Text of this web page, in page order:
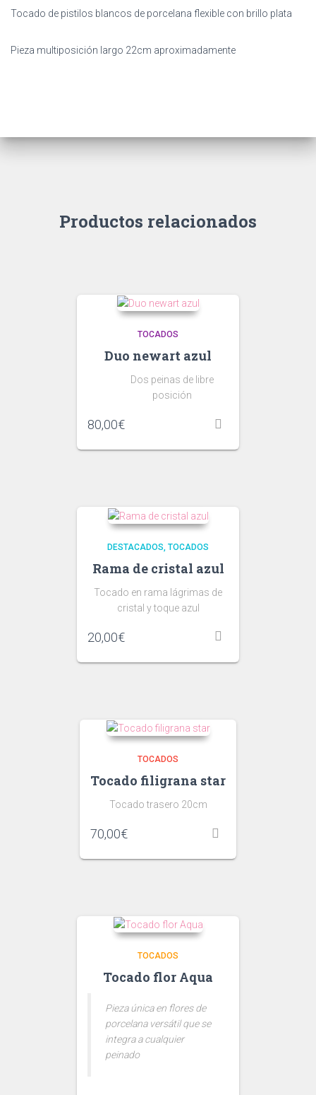
Tocado de pistilos blancos de porcelana flexible con brillo plata
Pieza multiposición largo 22cm aproximadamente
Productos relacionados
TOCADOS
Duo newart azul
Dos peinas de libre
posición
80,00€
DESTACADOS TOCADOS
Rama de cristal azul
Tocado en rama lágrimas de
cristal y toque azul
20,00€
TOCADOS
Tocado filigrana star
Tocado trasero 20cm
70,00€
TOCADOS
Tocado flor Aqua
Pieza única en flores de
porcelana versátil que se
integra a cualquier
peinado